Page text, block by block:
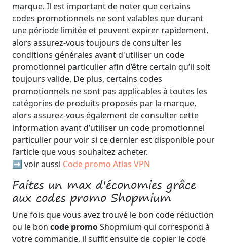
marque. Il est important de noter que certains
codes promotionnels ne sont valables que durant
une période limitée et peuvent expirer rapidement,
alors assurez-vous toujours de consulter les
conditions générales avant d'utiliser un code
promotionnel particulier afin d’être certain qu’il soit
toujours valide. De plus, certains codes
promotionnels ne sont pas applicables à toutes les
catégories de produits proposés par la marque,
alors assurez-vous également de consulter cette
information avant d’utiliser un code promotionnel
particulier pour voir si ce dernier est disponible pour
l’article que vous souhaitez acheter.
➡️ voir aussi Code promo Atlas VPN
Faites un max d'économies grâce
aux codes promo Shopmium
Une fois que vous avez trouvé le bon code réduction
ou le bon code promoShopmium qui correspond à
votre commande, il suffit ensuite de copier le code